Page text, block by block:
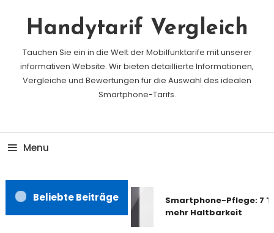
Handytarif Vergleich
Tauchen Sie ein in die Welt der Mobilfunktarife mit unserer
informativen Website. Wir bieten detaillierte Informationen,
Vergleiche und Bewertungen für die Auswahl des idealen
Smartphone-Tarifs.
Menu
Beliebte Beiträge
Smartphone-Pflege: 7
mehr Haltbarkeit